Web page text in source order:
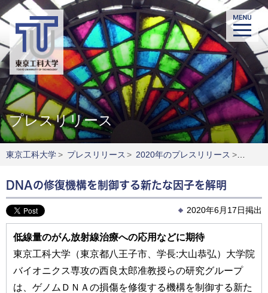
プレスリリース
東京工科大学> プレスリリース > 2020年のプレスリリース >
DNAの修復機構を制御する新たな因子を解明
2020年6月17日掲出
低線量のがん放射線治療への応用などに期待
東京工科大学（東京都八王子市、学長:大山恭弘）大学院
バイオニクス専攻の西良太郎准教授らの研究グループ
は、ゲノムＤＮＡの損傷を修復する機構を制御する新た